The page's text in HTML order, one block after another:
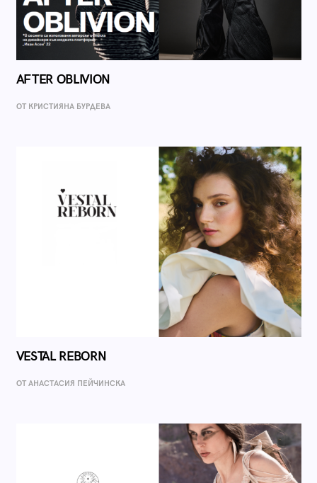
AFTER OBLIVION
ОТ КРИСТИЯНА БУРДЕВА
VESTAL REBORN
ОТ AНАСТАСИЯ ПЕЙЧИНСКА